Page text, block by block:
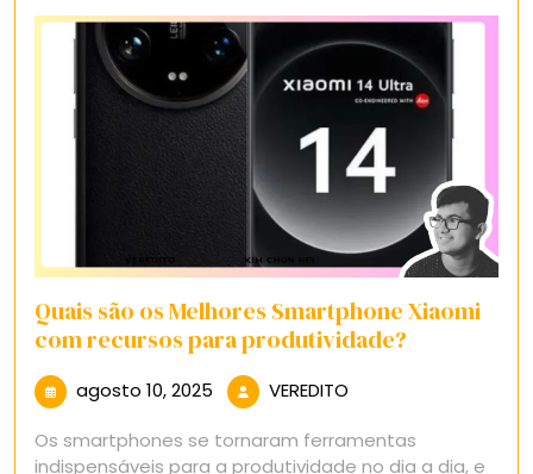
Quais são os Melhores Smartphone Xiaomi
com recursos para produtividade?
agosto 10, 2025 agosto
2025
VEREDITO
Os smartphones se tornaram ferramentas
indispensáveis para a produtividade no dia a dia, e